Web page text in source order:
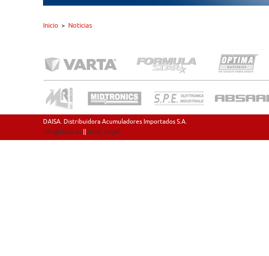
Inicio > Noticias
DAISA. Distribuidora Acumuladores Importados S.A.
info@daisa.es
Aviso Legal